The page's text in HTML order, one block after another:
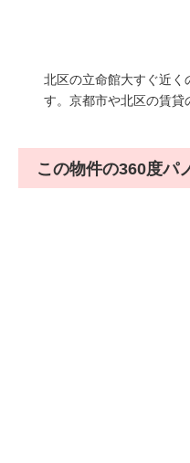
北区の立命館大すぐ近
す。京都市や北区の賃
この物件の360度パ